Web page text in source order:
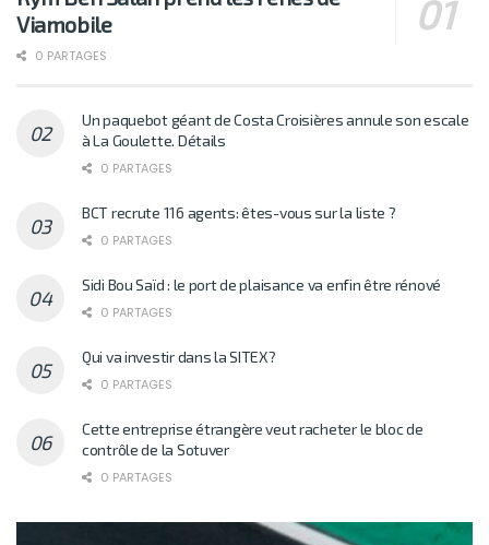
Viamobile
0 PARTAGES
Un paquebot géant de Costa Croisières annule son escale
à La Goulette. Détails
0 PARTAGES
BCT recrute 116 agents: êtes-vous sur la liste ?
0 PARTAGES
Sidi Bou Saïd : le port de plaisance va enfin être rénové
0 PARTAGES
Qui va investir dans la SITEX?
0 PARTAGES
Cette entreprise étrangère veut racheter le bloc de
contrôle de la Sotuver
0 PARTAGES